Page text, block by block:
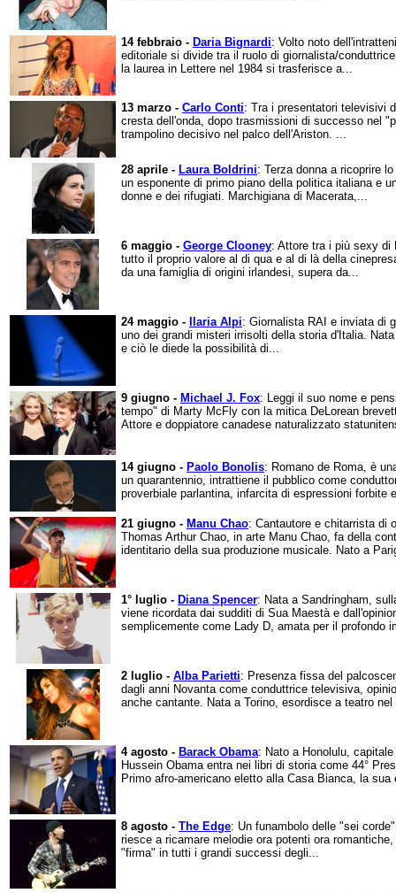
14 febbraio - Daria Bignardi: Volto noto
editoriale si divide tra il ruolo di giornalista/
la laurea in Lettere nel 1984 si trasferisce a...
13 marzo - Carlo Conti: Tra i presentatori televisivi
cresta dell'onda, dopo trasmissioni di successo nel
trampolino decisivo nel palco dell'Ariston. ...
28 aprile - Laura Boldrini: Terza donna a ricoprire
un esponente di primo piano della politica italiana e
donne e dei rifugiati. Marchigiana di Macerata,...
6 maggio - George Clooney: Attore tra i più sexy di
tutto il proprio valore al di qua e al di là della
da una famiglia di origini irlandesi, supera da...
24 maggio - Ilaria Alpi: Giornalista RAI e inviata di
uno dei grandi misteri irrisolti della storia d'Italia.
e ciò le diede la possibilità di...
9 giugno - Michael J. Fox: Leggi il suo nome e
tempo" di Marty McFly con la mitica DeLorean
Attore e doppiatore canadese naturalizzato
14 giugno - Paolo Bonolis: Romano de Roma, è
un quarantennio, intrattiene il pubblico come
proverbiale parlantina, infarcita di espressioni forbite
21 giugno - Manu Chao: Cantautore e chitarrista di
Thomas Arthur Chao, in arte Manu Chao, fa della
identitario della sua produzione musicale. Nato a
1° luglio - Diana Spencer: Nata a Sandringham,
viene ricordata dai sudditi di Sua Maestà e
semplicemente come Lady D, amata per il profondo
2 luglio - Alba Parietti: Presenza fissa del
dagli anni Novanta come conduttrice televisiva,
anche cantante. Nata a Torino, esordisce a teatro
4 agosto - Barack Obama: Nato a Honolulu,
Hussein Obama entra nei libri di storia come 44°
Primo afro-americano eletto alla Casa Bianca, la sua
8 agosto - The Edge: Un funambolo delle "sei
riesce a ricamare melodie ora potenti ora
"firma" in tutti i grandi successi degli...